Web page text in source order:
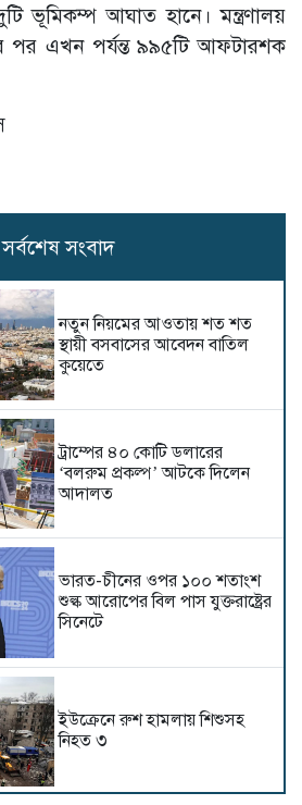
ভূমিকম্প আঘাত হানে। মন্ত্রণালয়
পর এখন পর্যন্ত ৯৯৫টি আফটারশক
সর্বশেষ সংবাদ
নতুন নিয়মের আওতায় শত শত
স্থায়ী বসবাসের আবেদন বাতিল
কুয়েতে
ট্রাম্পের ৪০ কোটি ডলারের
‘বলরুম প্রকল্প’ আটকে দিলেন
আদালত
ভারত-চীনের ওপর ১০০ শতাংশ
শুল্ক আরোপের বিল পাস যুক্তরাষ্ট্রের
সিনেটে
ইউক্রেনে রুশ হামলায় শিশুসহ
নিহত ৩